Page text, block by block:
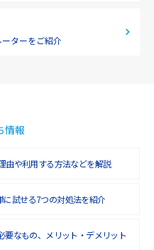
ターをご紹介
情報
由や利用する方法などを解説
に試せる7つの対処法を紹介
要なもの、メリット・デメリット